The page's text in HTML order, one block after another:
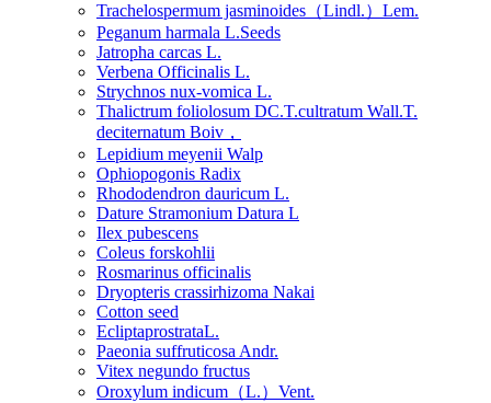
Trachelospermum jasminoides（Lindl.）Lem.
Peganum harmala L.Seeds
Jatropha carcas L.
Verbena Officinalis L.
Strychnos nux-vomica L.
Thalictrum foliolosum DC.T.cultratum Wall.T.
deciternatum Boiv，
Lepidium meyenii Walp
Ophiopogonis Radix
Rhododendron dauricum L.
Dature Stramonium Datura L
Ilex pubescens
Coleus forskohlii
Rosmarinus officinalis
Dryopteris crassirhizoma Nakai
Cotton seed
EcliptaprostrataL.
Paeonia suffruticosa Andr.
Vitex negundo fructus
Oroxylum indicum（L.）Vent.